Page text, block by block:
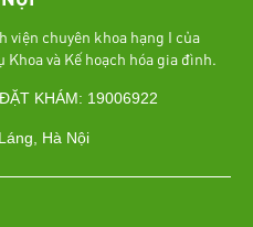
viện chuyên khoa hạng I của
và Kế hoạch hóa gia đình.
KHÁM: 19006922
Hà Nội